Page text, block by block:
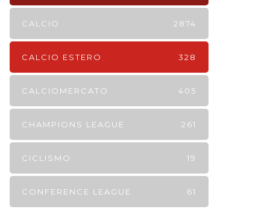
CALCIO 2874
CALCIO ESTERO 328
CALCIOMERCATO 405
CHAMPIONS LEAGUE 261
CICLISMO 19
CONFERENCE LEAGUE 61